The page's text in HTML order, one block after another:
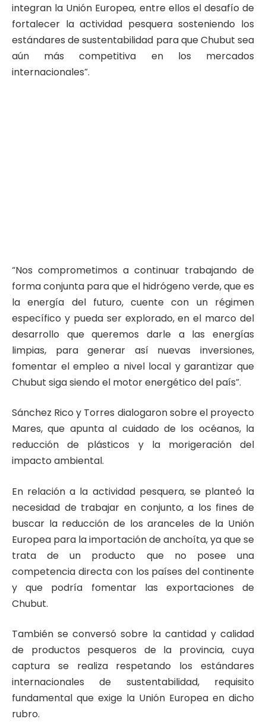
integran la Unión Europea, entre ellos el desafío de
fortalecer la actividad pesquera sosteniendo los
estándares de sustentabilidad para que Chubut sea
aún más competitiva en los mercados
internacionales”.
“Nos comprometimos a continuar trabajando de
forma conjunta para que el hidrógeno verde, que es
la energía del futuro, cuente con un régimen
específico y pueda ser explorado, en el marco del
desarrollo que queremos darle a las energías
limpias, para generar así nuevas inversiones,
fomentar el empleo a nivel local y garantizar que
Chubut siga siendo el motor energético del país”.
Sánchez Rico y Torres dialogaron sobre el proyecto
Mares, que apunta al cuidado de los océanos, la
reducción de plásticos y la morigeración del
impacto ambiental.
En relación a la actividad pesquera, se planteó la
necesidad de trabajar en conjunto, a los fines de
buscar la reducción de los aranceles de la Unión
Europea para la importación de anchoíta, ya que se
trata de un producto que no posee una
competencia directa con los países del continente
y que podría fomentar las exportaciones de
Chubut.
También se conversó sobre la cantidad y calidad
de productos pesqueros de la provincia, cuya
captura se realiza respetando los estándares
internacionales de sustentabilidad, requisito
fundamental que exige la Unión Europea en dicho
rubro.